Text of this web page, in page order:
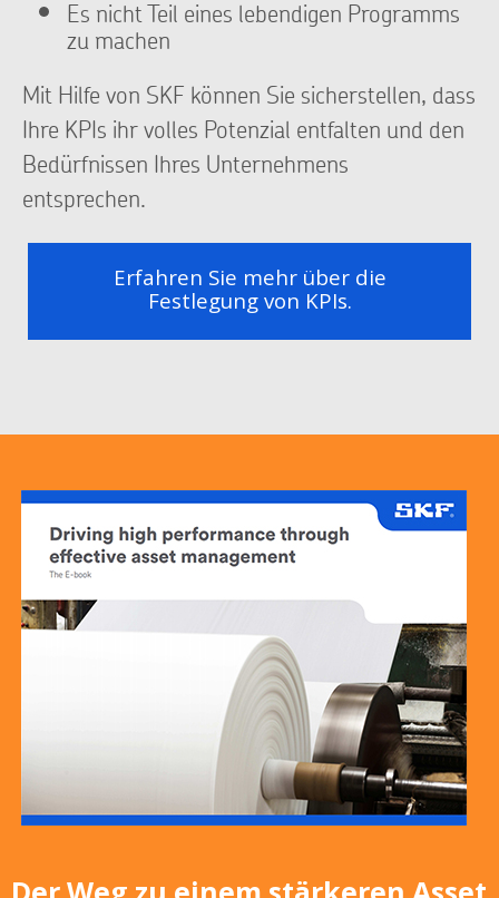
Es nicht Teil eines lebendigen Programms
zu machen
Mit Hilfe von SKF können Sie sicherstellen, dass
Ihre KPIs ihr volles Potenzial entfalten und den
Bedürfnissen Ihres Unternehmens
entsprechen.
Erfahren Sie mehr über die
Festlegung von KPIs.